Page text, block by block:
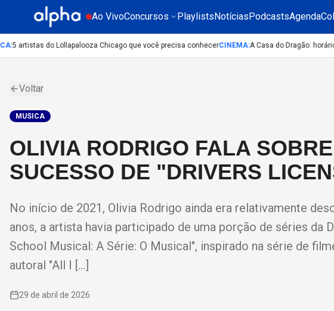
Ao VivoConcursos PlaylistsNotíciasPodcastsAgenda
:5 artistas do Lollapalooza Chicago que você precisa conhecerCINEMA:A Casa do Dragão: horário,
Voltar
MUSICA
OLIVIA RODRIGO FALA
SUCESSO DE "DRIVERS
No início de 2021, Olivia Rodrigo ainda era relativamente
anos, a artista havia participado de uma porção de séries da
School Musical: A Série: O Musical", inspirado na série de
autoral "All I […]
29 de abril de 2026